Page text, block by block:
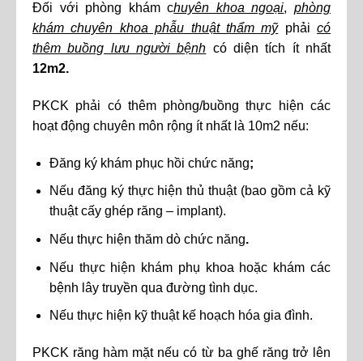
Đối với phòng khám chuyên khoa ngoại,phòng
khám chuyên khoa phẫu thuật thẩm mỹphải có
thêm buồng lưu người bệnh có diện tích ít nhất
12m2.
PKCK phải có thêm phòng/buồng thực hiện các
hoạt động chuyên môn rộng ít nhất là 10m2 nếu:
Đăng ký khám phục hồi chức năng;
Nếu đăng ký thực hiện thủ thuật (bao gồm cả kỹ
thuật cấy ghép răng – implant).
Nếu thực hiện thăm dò chức năng.
Nếu thực hiện khám phụ khoa hoặc khám các
bệnh lây truyền qua đường tình dục.
Nếu thực hiện kỹ thuật kế hoạch hóa gia đình.
PKCK răng hàm mặt nếu có từ ba ghế răng trở lên